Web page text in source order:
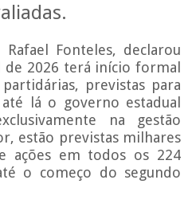
Fonteles, declarou
de 2026 terá início formal
previstas para
lá o governo estadual
na gestão
estão previstas milhares
ações em todos os 224
o começo do segundo